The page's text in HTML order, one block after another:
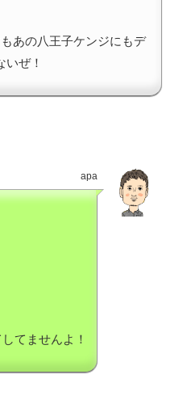
あの八王子ケンジにもデ
いぜ！
apa
てませんよ！